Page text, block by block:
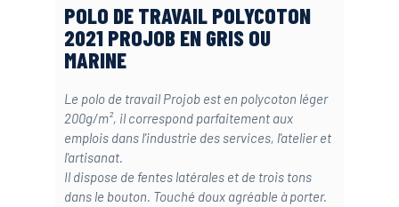
POLO DE TRAVAIL POLYCOTON
2021 PROJOB EN GRIS OU
MARINE
Le polo de travail Projob est en polycoton léger
200g/m², il correspond parfaitement aux
emplois dans l'industrie des services, l'atelier et
l'artisanat.
Il dispose de fentes latérales et de trois tons
dans le bouton. Touché doux agréable à porter.